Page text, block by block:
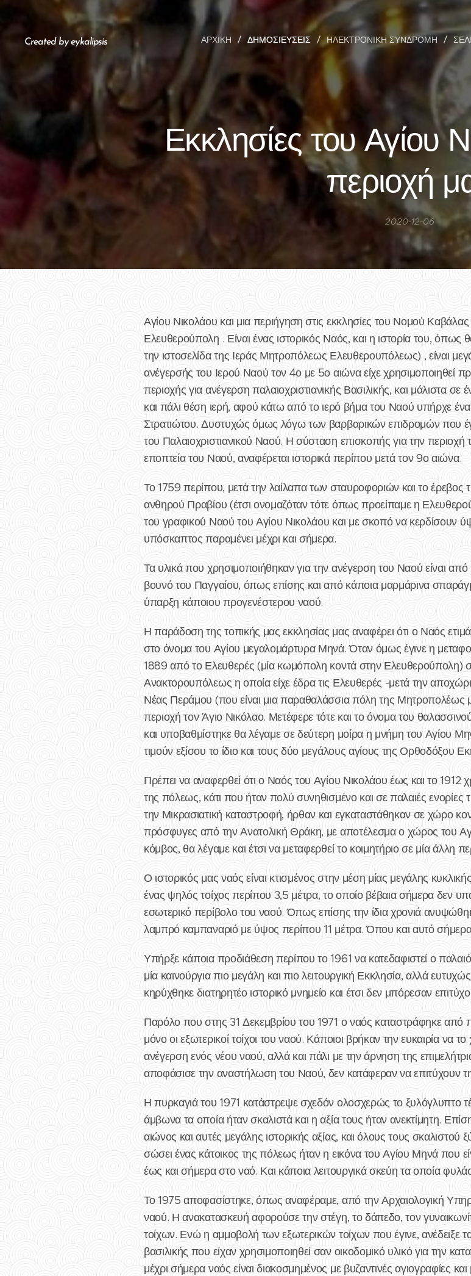
Created by eykalipsis ΑΡΧΙΚΉ ΔΗΜΟΣΙΕΎΣΕΙΣ ΗΛΕΚΤΡΟΝΙΚΉ ΣΥΝΔΡΟΜΉ
Εκκλησίες του Αγίου
περιοχή
2020-12-06
Αγίου Νικολάου και μια περιήγηση στις εκκλησίες του Νομού
Ελευθερούπολη . Είναι ένας ιστορικός Ναός, και η ιστορία του, όπως
την ιστοσελίδα της Ιεράς Μητροπόλεως Ελευθερουπόλεως) , είναι
ανέγερσής του Ιερού Ναού τον 4ο με 5ο αιώνα είχε χρησιμοποιηθεί
περιοχής για ανέγερση παλαιοχριστιανικής Βασιλικής, και μάλιστα
και πάλι θέση ιερή, αφού κάτω από το ιερό βήμα του Ναού υπήρχε
Στρατιώτου. Δυστυχώς όμως λόγω των βαρβαρικών επιδρομών που
του Παλαιοχριστιανικού Ναού. Η σύσταση επισκοπής για την περιοχή
εποπτεία του Ναού, αναφέρεται ιστορικά περίπου μετά τον 9ο αιώνα.
Το 1759 περίπου, μετά την λαίλαπα των σταυροφοριών και το έρεβος
ανθηρού Πραβίου (έτσι ονομαζόταν τότε όπως προείπαμε η
του γραφικού Ναού του Αγίου Νικολάου και με σκοπό να κερδίσουν
υπόσκαπτος παραμένει μέχρι και σήμερα.
Τα υλικά που χρησιμοποιήθηκαν για την ανέγερση του Ναού είναι
βουνό του Παγγαίου, όπως επίσης και από κάποια μαρμάρινα
ύπαρξη κάποιου προγενέστερου ναού.
Η παράδοση της τοπικής μας εκκλησίας μας αναφέρει ότι ο Ναός
στο όνομα του Αγίου μεγαλομάρτυρα Μηνά. Όταν όμως έγινε η
1889 από το Ελευθερές (μία κωμόπολη κοντά στην
Ανακτορουπόλεως η οποία είχε έδρα τις Ελευθερές -μετά την
Νέας Περάμου (που είναι μια παραθαλάσσια πόλη της Μητροπολέως
περιοχή τον Άγιο Νικόλαο. Μετέφερε τότε και το όνομα του
και υποβαθμίστηκε θα λέγαμε σε δεύτερη μοίρα η μνήμη του Αγίου
τιμούν εξίσου το ίδιο και τους δύο μεγάλους αγίους της Ορθοδόξου
Πρέπει να αναφερθεί ότι ο Ναός του Αγίου Νικολάου έως και το 1912
της πόλεως, κάτι που ήταν πολύ συνηθισμένο και σε παλαιές
την Μικρασιατική καταστροφή, ήρθαν και εγκαταστάθηκαν σε χώρο
πρόσφυγες από την Ανατολική Θράκη, με αποτέλεσμα ο χώρος του
κόμβος, θα λέγαμε και έτσι να μεταφερθεί το κοιμητήριο σε μία άλλη
Ο ιστορικός μας ναός είναι κτισμένος στην μέση μίας μεγάλης
ένας ψηλός τοίχος περίπου 3,5 μέτρα, το οποίο βέβαια σήμερα δεν
εσωτερικό περίβολο του ναού. Όπως επίσης την ίδια χρονιά
λαμπρό καμπαναριό με ύψος περίπου 11 μέτρα. Όπου και αυτό
Υπήρξε κάποια προδιάθεση περίπου το 1961 να κατεδαφιστεί ο
μία καινούργια πιο μεγάλη και πιο λειτουργική Εκκλησία, αλλά
κηρύχθηκε διατηρητέο ιστορικό μνημείο και έτσι δεν μπόρεσαν
Παρόλο που στης 31 Δεκεμβρίου του 1971 ο ναός καταστράφηκε από
μόνο οι εξωτερικοί τοίχοι του ναού. Κάποιοι βρήκαν την ευκαιρία να
ανέγερση ενός νέου ναού, αλλά και πάλι με την άρνηση της
αποφάσισε την αναστήλωση του Ναού, δεν κατάφεραν να επιτύχουν
Η πυρκαγιά του 1971 κατάστρεψε σχεδόν ολοσχερώς το ξυλόγλυπτο
άμβωνα τα οποία ήταν σκαλιστά και η αξία τους ήταν ανεκτίμητη.
αιώνος και αυτές μεγάλης ιστορικής αξίας, και όλους τους
σώσει ένας κάτοικος της πόλεως ήταν η εικόνα του Αγίου Μηνά που
έως και σήμερα στο ναό. Και κάποια λειτουργικά σκεύη τα οποία
Το 1975 αποφασίστηκε, όπως αναφέραμε, από την Αρχαιολογική
ναού. Η ανακατασκευή αφορούσε την στέγη, το δάπεδο, τον
τοίχων. Ενώ η αμμοβολή των εξωτερικών τοίχων που έγινε, ανέδειξε τα
βασιλικής που είχαν χρησιμοποιηθεί σαν οικοδομικό υλικό για την
μέχρι σήμερα ναός είναι διακοσμημένος με βυζαντινές αγιογραφίες